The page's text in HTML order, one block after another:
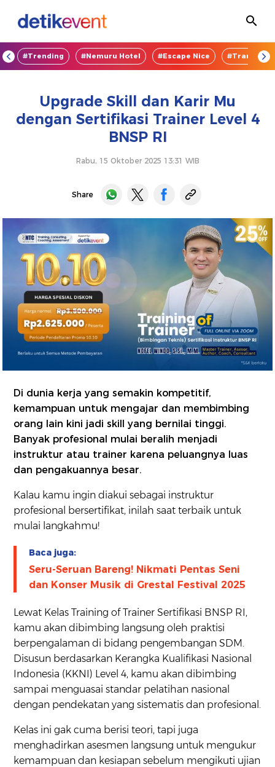
#Trending #Nemuru Hotel #Escape Nice
Upgrade Skill dan Karir Mu
dengan Sertifikasi Trainer Level 4
BNSP RI
Rabu, 15 Oktober 2025 13:31 WIB
Share
Di dunia kerja yang semakin kompetitif,
kemampuan untuk mengajar dan membimbing
orang lain kini jadi skill yang bernilai tinggi.
Banyak profesional mulai beralih menjadi
instruktur atau trainer karena peluangnya luas
dan pengakuannya besar.
Kalau kamu ingin diakui sebagai instruktur
profesional bersertifikat, inilah saat terbaik untuk
mulai langkahmu!
Baca juga:
Seru-Seruan Bareng! Nikmati Pentas Seni
dan Konser Musik di Grestal Festival 2025
Lewat Kelas Training of Trainer Sertifikasi BNSP RI,
kamu akan dibimbing langsung oleh praktisi
berpengalaman di bidang pengembangan SDM.
Disusun berdasarkan Kerangka Kualifikasi Nasional
Indonesia (KKNI) Level 4, kamu akan dibimbing
sampai menguasai standar pelatihan nasional
dengan pendekatan yang sistematis dan profesional.
Kelas ini gak cuma berisi teori, tapi juga
menghadirkan asesmen langsung untuk mengukur
kemampuan dan kesiapan sebelum mengikuti ujian